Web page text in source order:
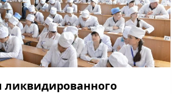
ликвидированного